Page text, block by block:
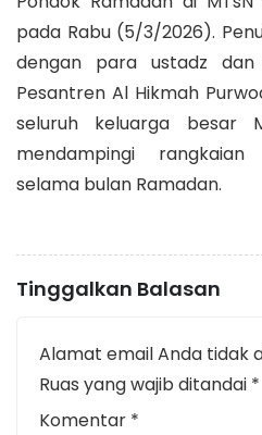
pada Rabu (5/3/2026).
dengan para ustadz
Pesantren Al Hikmah
seluruh keluarga besar
mendampingi
selama bulan Ramadan.
Tinggalkan Balasan
Alamat email Anda tidak
Ruas yang wajib ditandai *
Komentar *